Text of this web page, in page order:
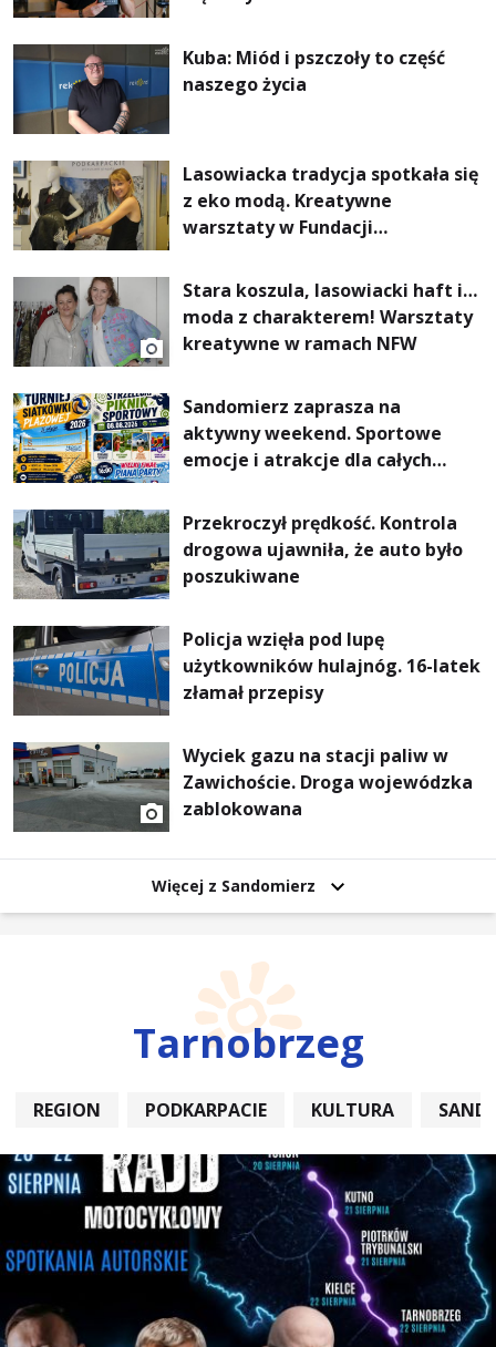
Kuba: Miód i pszczoły to część
naszego życia
Lasowiacka tradycja spotkała się
z eko modą. Kreatywne
warsztaty w Fundacji
Stara koszula, lasowiacki haft i…
moda z charakterem! Warsztaty
kreatywne w ramach NFW
Sandomierz zaprasza na
aktywny weekend. Sportowe
emocje i atrakcje dla całych
Przekroczył prędkość. Kontrola
drogowa ujawniła, że auto było
poszukiwane
Policja wzięła pod lupę
użytkowników hulajnóg. 16-latek
złamał przepisy
Wyciek gazu na stacji paliw w
Zawichoście. Droga wojewódzka
zablokowana
Więcej z Sandomierz
Tarnobrzeg
REGION PODKARPACIE KULTURA